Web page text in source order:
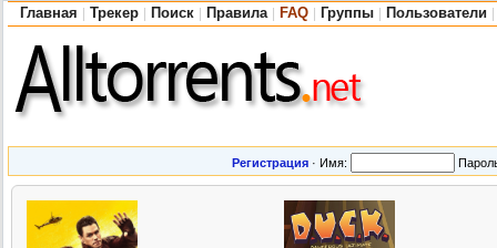
Главная Трекер Поиск Правила FAQ Группы Пользователи
Регистрация · Имя: